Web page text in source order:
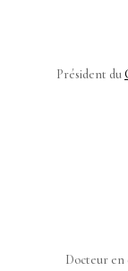
Président du
Docteur en